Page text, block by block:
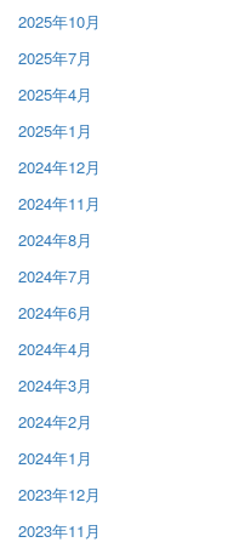
2025年10月
2025年7月
2025年4月
2025年1月
2024年12月
2024年11月
2024年8月
2024年7月
2024年6月
2024年4月
2024年3月
2024年2月
2024年1月
2023年12月
2023年11月